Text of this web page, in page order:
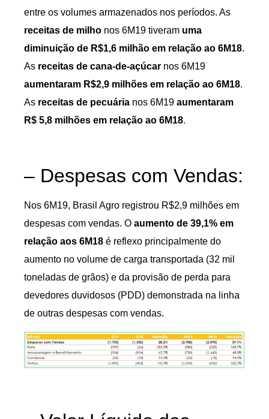
entre os volumes armazenados nos períodos. As
receitas de milho nos 6M19 tiveram uma
diminuição de R$1,6 milhão em relação ao 6M18.
As receitas de cana-de-açúcar nos 6M19
aumentaram R$2,9 milhões em relação ao 6M18.
As receitas de pecuária nos 6M19 aumentaram
R$ 5,8 milhões em relação ao 6M18.
– Despesas com Vendas:
Nos 6M19, Brasil Agro registrou R$2,9 milhões em
despesas com vendas. O aumento de 39,1% em
relação aos 6M18 é reflexo principalmente do
aumento no volume de carga transportada (32 mil
toneladas de grãos) e da provisão de perda para
devedores duvidosos (PDD) demonstrada na linha
de outras despesas com vendas.